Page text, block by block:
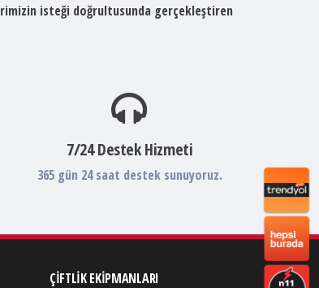
isteği doğrultusunda gerçekleştiren
7/24 Destek Hizmeti
365 gün 24 saat destek sunuyoruz.
ÇIFTLIK EKIPMANLARI